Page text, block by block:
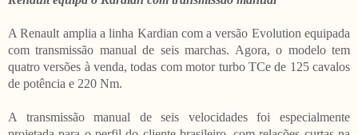
A Renault amplia a linha Kardian com a versão Evolution equipada
com transmissão manual de seis marchas. Agora, o modelo tem
quatro versões à venda, todas com motor turbo TCe de 125 cavalos
de potência e 220 Nm.
A transmissão manual de seis velocidades foi especialmente